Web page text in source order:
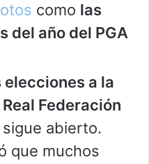
como las
del año del PGA
elecciones a la
Federación
sigue abierto.
que muchos